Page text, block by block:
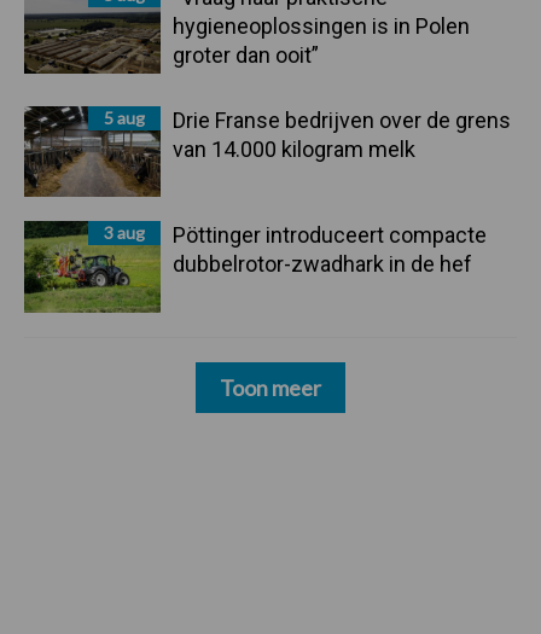
hygieneoplossingen is in Polen
groter dan ooit”
5 aug
Drie Franse bedrijven over de grens
van 14.000 kilogram melk
3 aug
Pöttinger introduceert compacte
dubbelrotor-zwadhark in de hef
Toon meer